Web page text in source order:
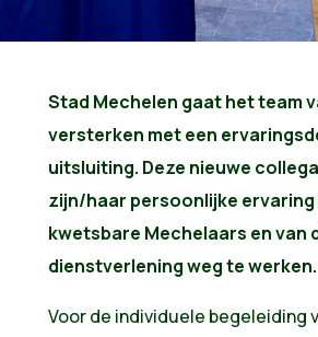
Stad Mechelen gaat het team
versterken met een
uitsluiting. Deze nieuwe
zijn/haar persoonlijke
kwetsbare Mechelaars en van
dienstverlening weg te werken.
Voor de individuele begeleiding